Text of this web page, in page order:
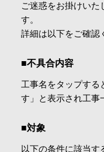
お問合せ・
サイト内検索
ご迷惑をお掛けいた
す。
詳細は以下をご確認
■不具合内容
工事名をタップする
す」と表示され工事
■対象
以下の条件に該当す